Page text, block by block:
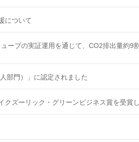
について
ーブの実証運用を通じて、CO2排出量約
部門）」に認定されました
クズーリック・グリーンビジネス賞を受賞